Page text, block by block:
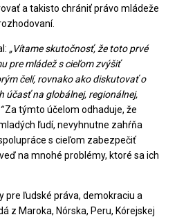
a takisto chrániť právo mládeže
„Vítame skutočnosť, že toto prvé
pre mládež s cieľom zvýšiť
čelí, rovnako ako diskutovať o
účasť na globálnej, regionálnej,
Za týmto účelom odhaduje, že
ľudí, nevyhnutne zahŕňa
s cieľom zabezpečiť
na mnohé problémy, ktoré sa ich
pre ľudské práva, demokraciu a
z Maroka, Nórska, Peru, Kórejskej